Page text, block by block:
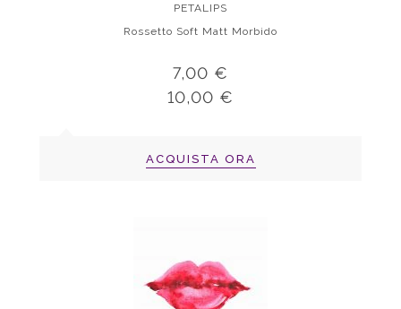
PETALIPS
Rossetto Soft Matt Morbido
7,00 €
10,00 €
ACQUISTA ORA